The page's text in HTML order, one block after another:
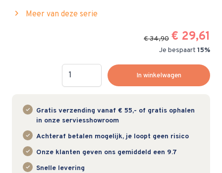
chevron_right Meer van deze serie
€ 34,90 € 29,61
Je bespaart 15%
Hoeveelheid
In winkelwagen
Gratis verzending vanaf € 55,- of gratis ophalen
in onze serviesshowroom
Achteraf betalen mogelijk, je loopt geen risico
Onze klanten geven ons gemiddeld een 9.7
Snelle levering